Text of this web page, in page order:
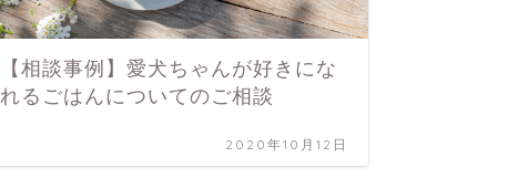
【相談事例】愛犬ちゃんが好きにな
れるごはんについてのご相談
2020年10月12日